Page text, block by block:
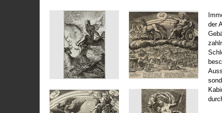
der